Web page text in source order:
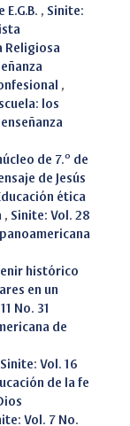
, Sinite:
Religiosa
,
los
de 7.º de
de Jesús
ética
, Sinite: Vol. 28
histórico
en un
No. 31
de
Sinite: Vol. 16
de la fe
Vol. 7 No.